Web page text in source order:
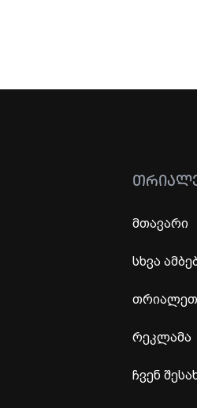
მთავარი
სხვა
რეკლამა
ჩვენ